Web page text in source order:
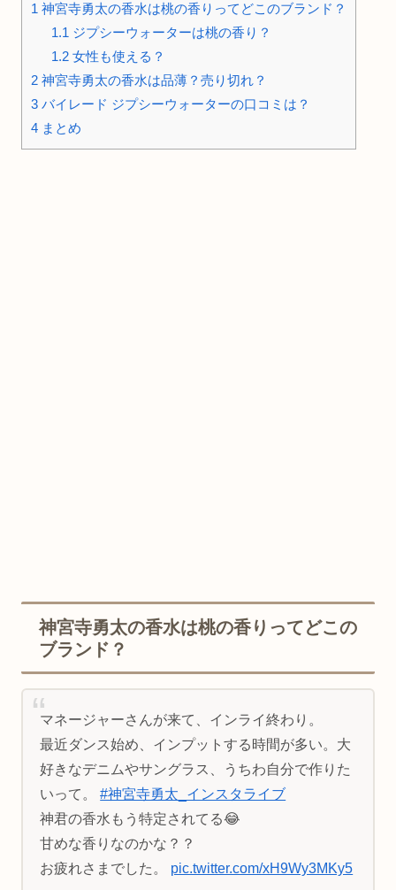
1 神宮寺勇太の香水は桃の香りってどこのブランド？
1.1ジプシーウォーターは桃の香り？
1.2女性も使える？
2 神宮寺勇太の香水は品薄？売り切れ？
3 バイレード ジプシーウォーターの口コミは？
4 まとめ
神宮寺勇太の香水は桃の香りってどこの
ブランド？
マネージャーさんが来て、インライ終わり。
最近ダンス始め、インプットする時間が多い。大
好きなデニムやサングラス、うちわ自分で作りた
いって。#神宮寺勇太_インスタライブ
神君の香水もう特定されてる😂
甘めな香りなのかな？？
お疲れさまでした。 pic.twitter.com/xH9Wy3MKy5